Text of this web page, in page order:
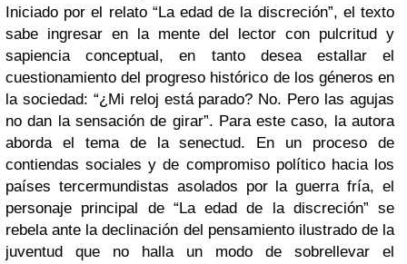
Iniciado por el relato “La edad de la discreción”, el texto
sabe ingresar en la mente del lector con pulcritud y
sapiencia conceptual, en tanto desea estallar el
cuestionamiento del progreso histórico de los géneros en
la sociedad: “¿Mi reloj está parado? No. Pero las agujas
no dan la sensación de girar”. Para este caso, la autora
aborda el tema de la senectud. En un proceso de
contiendas sociales y de compromiso político hacia los
países tercermundistas asolados por la guerra fría, el
personaje principal de “La edad de la discreción” se
rebela ante la declinación del pensamiento ilustrado de la
juventud que no halla un modo de sobrellevar el